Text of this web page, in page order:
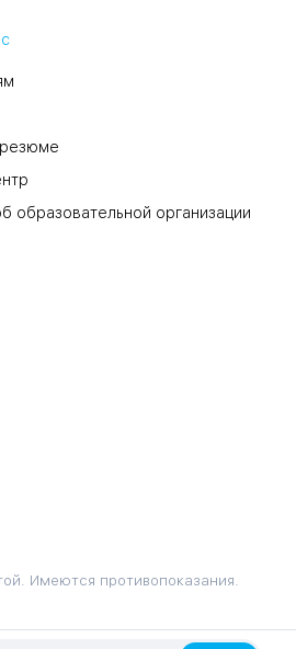
образовательной организации
Имеются противопоказания.